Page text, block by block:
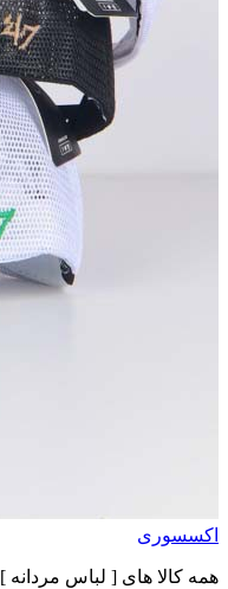
اکسسوری
همه کالا های [ لباس مردانه ]